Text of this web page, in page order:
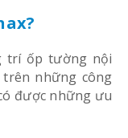
trí ốp tường nội
những công
được những ưu